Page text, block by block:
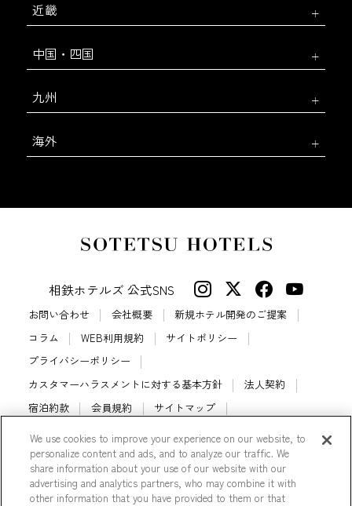
近畿
中国・四国
九州
海外
相鉄ホテルズ 公式SNS
お問い合わせ 会社概要
新規ホテル開発のご提案
コラム
WEB利用規約
サイトポリシー
プライバシーポリシー
カスタマーハラスメントに対する基本方針
法人契約
宿泊約款
会員規約
サイトマップ
相鉄ホテルズ パートナーホテル加盟募集のご案内
採用情報
Cookie Settings
We use cookies to improve your experience on our website, to
personalize content and ads, and to analyze our traffic. We
share information about your use of our website with our
advertising and analytics partners, who may combine it with
other information that you have provided to them or that